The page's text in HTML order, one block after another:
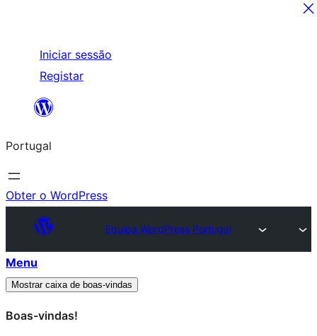
conteúdo
Iniciar sessão
Registar
Portugal
Obter o WordPress
Equipa WordPress Portugal
Menu
Mostrar caixa de boas-vindas
Boas-vindas!